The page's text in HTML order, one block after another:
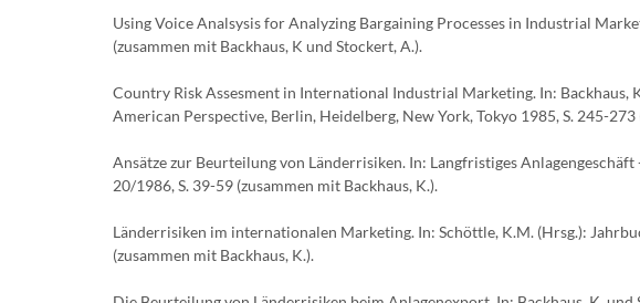
Using Voice Analsysis for Analyzing Bargaining Processes in Industrial
(zusammen mit Backhaus, K und Stockert, A.).
Country Risk Assesment in International Industrial Marketing. In: Backhaus,
American Perspective, Berlin, Heidelberg, New York, Tokyo 1985, S. 245-273
Ansätze zur Beurteilung von Länderrisiken. In: Langfristiges
20/1986, S. 39-59 (zusammen mit Backhaus, K.).
Länderrisiken im internationalen Marketing. In: Schöttle, K.M. (Hrsg.):
(zusammen mit Backhaus, K.).